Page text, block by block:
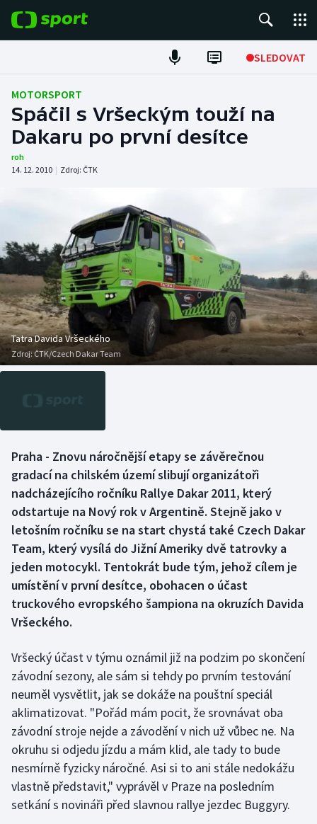
SLEDOVAT
Fotbal
Hokej
Cyklistika
DALŠÍ SPORTY
Americký fotbal
Baseball a softbal
Basketbal
Boby a skeleton
Box
Curling
Dostihy
Florbal
Futsal
Gymnastika
Házená
Jezdectví
Judo
Krasobruslení
NEPŘEHLÉDNĚTE
Soutěže
Historické návraty
AZ kvíz
MOTORSPORT
Spáčil s Vršeckým touží na
Dakaru po první desítce
roh
14. 12. 2010 | Zdroj: ČTK
Tatra Davida Vršeckého
Zdroj: ČTK/Czech Dakar Team
Praha - Znovu náročnější etapy se závěrečnou
gradací na chilském území slibují organizátoři
nadcházejícího ročníku Rallye Dakar 2011, který
odstartuje na Nový rok v Argentině. Stejně jako v
letošním ročníku se na start chystá také Czech Dakar
Team, který vysílá do Jižní Ameriky dvě tatrovky a
jeden motocykl. Tentokrát bude tým, jehož cílem je
umístění v první desítce, obohacen o účast
truckového evropského šampiona na okruzích Davida
Vršeckého.
Vršecký účast v týmu oznámil již na podzim po skončení
závodní sezony, ale sám si tehdy po prvním testování
neuměl vysvětlit, jak se dokáže na pouštní speciál
aklimatizovat. "Pořád mám pocit, že srovnávat oba
závodní stroje nejde a závodění v nich už vůbec ne. Na
okruhu si odjedu jízdu a mám klid, ale tady to bude
nesmírně fyzicky náročné. Asi si to ani stále nedokážu
vlastně představit," vyprávěl v Praze na posledním
setkání s novináři před slavnou rallye jezdec Buggyry.